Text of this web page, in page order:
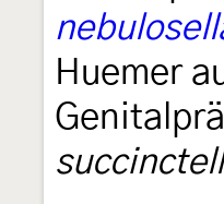
Huemer